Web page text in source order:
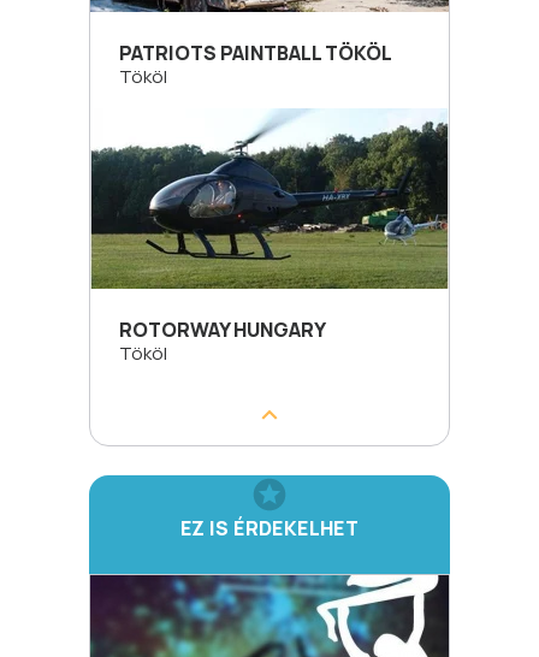
PATRIOTS PAINTBALL TÖKÖL
Tököl
ROTORWAY HUNGARY
Tököl
EZ IS ÉRDEKELHET